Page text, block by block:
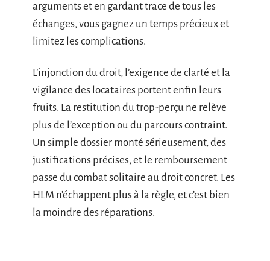
arguments et en gardant trace de tous les
échanges, vous gagnez un temps précieux et
limitez les complications.
L’injonction du droit, l’exigence de clarté et la
vigilance des locataires portent enfin leurs
fruits. La restitution du trop-perçu ne relève
plus de l’exception ou du parcours contraint.
Un simple dossier monté sérieusement, des
justifications précises, et le remboursement
passe du combat solitaire au droit concret. Les
HLM n’échappent plus à la règle, et c’est bien
la moindre des réparations.